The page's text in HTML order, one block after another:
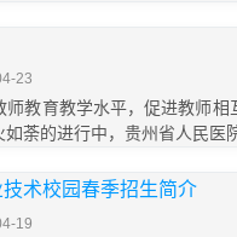
23
师教育教学水平，促进教师
荼的进行中，贵州省人民医
术校园春季招生简介
19